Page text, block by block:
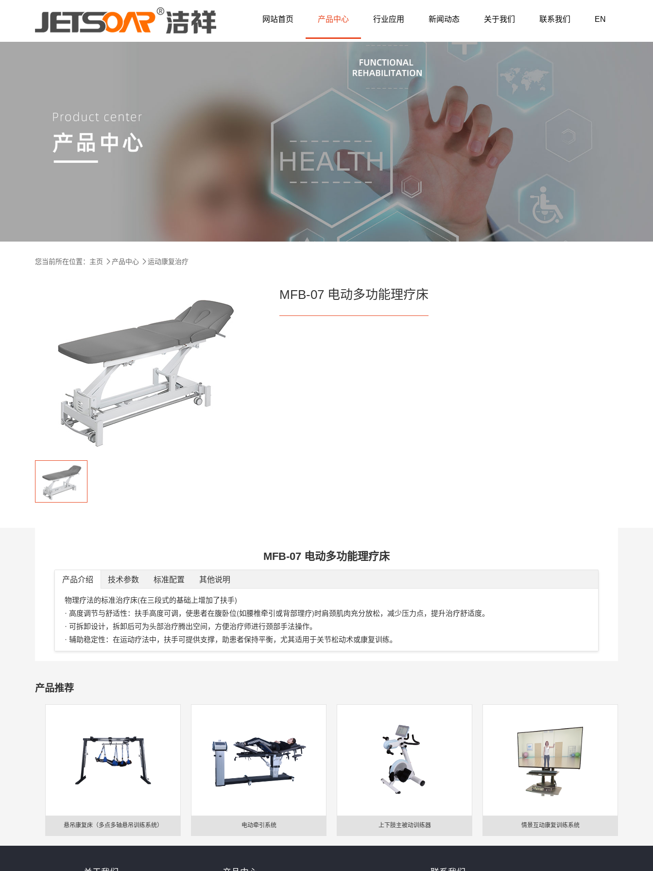
网站首页 产品中心 行业应用 新闻动态 关于我们 联系我们 EN
您当前所在位置： 主页  产品中心  运动康复治疗
MFB-07 电动多功能理疗床
MFB-07 电动多功能理疗床
产品介绍
物理疗法的标准治疗床(在三段式的基础上增加了扶手)
· 高度调节与舒适性：扶手高度可调，使患者在腹卧位(如腰椎牵引或背部理疗)时肩颈肌肉充分放松，减少压力点，提升治疗舒适度。
· 可拆卸设计，拆卸后可为头部治疗腾出空间，方便治疗师进行颈部手法操作。
· 辅助稳定性：在运动疗法中，扶手可提供支撑，助患者保持平衡，尤其适用于关节松动术或康复训练。
技术参数 标准配置 其他说明
产品推荐
悬吊康复床（多点多轴悬吊训练系统） 电动牵引系统 上下肢主被动训练器 情景互动康复训练系统